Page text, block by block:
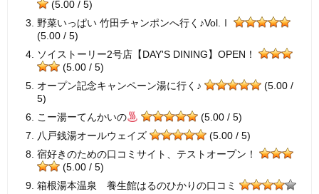
(5.00 / 5)
野菜いっぱい 竹田チャンポンへ行く♪Vol.Ⅰ
(5.00 / 5)
ソイストーリー2号店【DAY'S DINING】OPEN！
(5.00 / 5)
オープン記念キャンペーン湯に行く♪
(5.00 /
5)
こー湯ーてんかいの
(5.00 / 5)
八戸銭湯オールウェイズ
(5.00 / 5)
宿好きのための口コミサイト、テストオープン！
(5.00 / 5)
箱根湯本温泉 養生館はるのひかりの口コミ